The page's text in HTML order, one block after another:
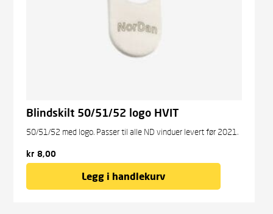
Blindskilt 50/51/52 logo HVIT
50/51/52 med logo. Passer til alle ND vinduer levert før 2021.
kr 8,00
Legg i handlekurv